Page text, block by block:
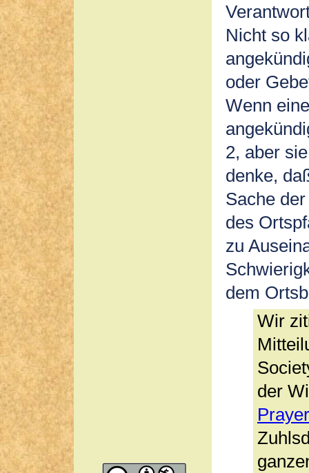
Nicht so
oder
Wenn
2, aber
denke,
Sache
des
zu
dem
Wir
der